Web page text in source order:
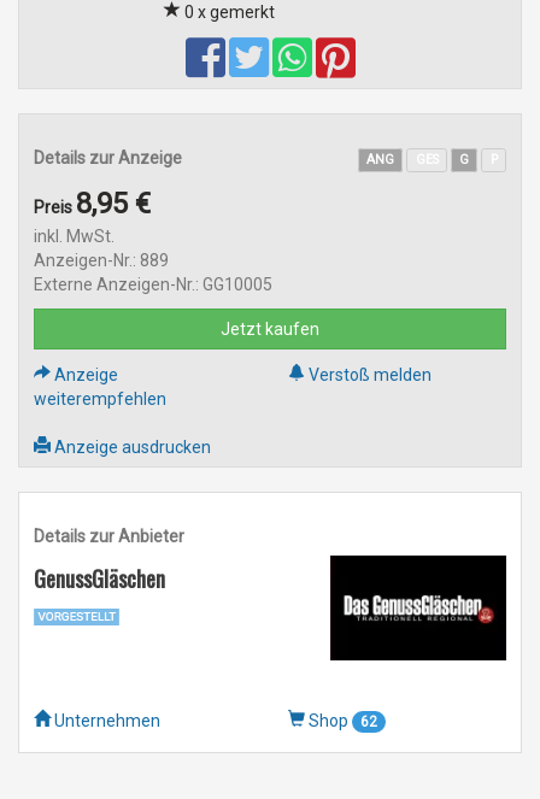
0 x gemerkt
Details zur Anzeige ANG G
Preis 8,95 €
inkl. MwSt.
Anzeigen-Nr.: 889
Externe Anzeigen-Nr.: GG10005
Jetzt kaufen
Anzeige
weiterempfehlen
Verstoß melden
Anzeige ausdrucken
Details zur Anbieter
GenussGläschen
Unternehmen Shop 62